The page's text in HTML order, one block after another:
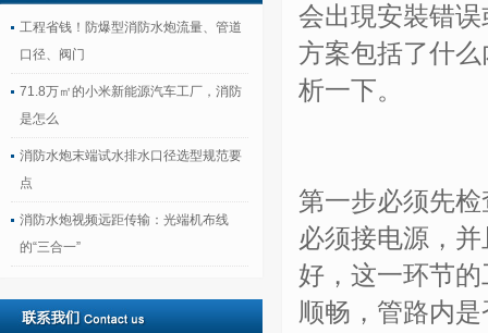
工程省钱！防爆型消防水炮流量、管道
口径、阀门
71.8万㎡的小米新能源汽车工厂，消防
是怎么
消防水炮末端试水排水口径选型规范要
点
消防水炮视频远距传输：光端机布线
的“三合一”
会出現安裝错
方案包括了什
析一下。
第一步必须先
必须接电源，
好，这一环节
顺畅，管路内